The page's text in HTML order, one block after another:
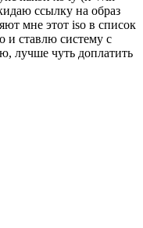
ссылку на образ
мне этот iso в список
и ставлю систему с
лучше чуть доплатить